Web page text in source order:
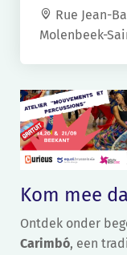
Rue Jean-
Molenbeek-
Kom mee
Ontdek onder
Carimbó, een